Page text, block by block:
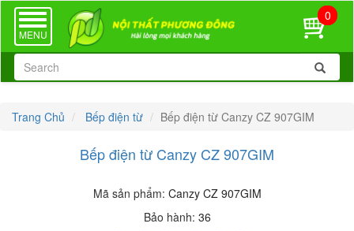
TOGGLE
NAVIGATION
MENU
0
Trang Chủ Bếp điện từ Bếp điện từ Canzy CZ 907GIM
Bếp điện từ Canzy CZ 907GIM
Mã sản phẩm: Canzy CZ 907GIM
Bảo hành: 36